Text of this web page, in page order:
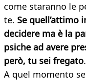
come staranno le
te. Se quell’attimo
decidere ma è la
psiche ad avere
però, tu sei fregato
A quel momento